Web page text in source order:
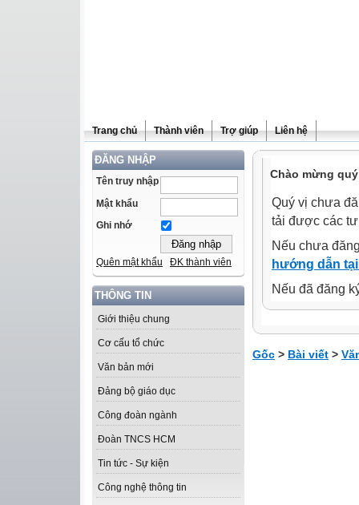
Trang chủ Thành viên Trợ giúp Liên hệ
ĐĂNG NHẬP
Tên truy nhập
Mật khẩu
Ghi nhớ
Quên mật khẩu ĐK thành viên
THÔNG TIN
Giới thiệu chung
Cơ cấu tổ chức
Văn bản mới
Đảng bộ giáo dục
Công đoàn ngành
Đoàn TNCS HCM
Tin tức - Sự kiện
Công nghệ thông tin
Chào mừng
Quý vị chưa
tải được các
Nếu chưa
hướng dẫn
Nếu đã đăng
Gốc > Bài viết >